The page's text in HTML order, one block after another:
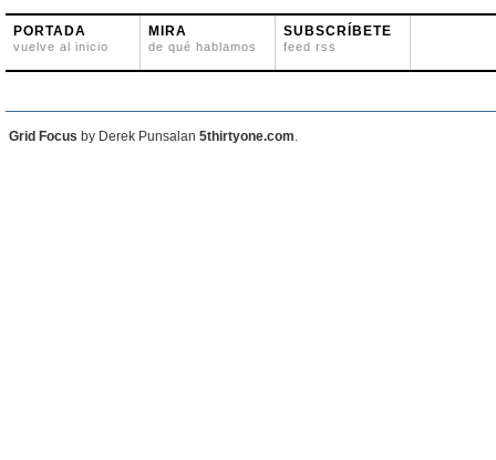
PORTADA
vuelve al inicio
MIRA
de qué hablamos
SUBSCRÍBETE
feed rss
Grid Focus by Derek Punsalan 5thirtyone.com.